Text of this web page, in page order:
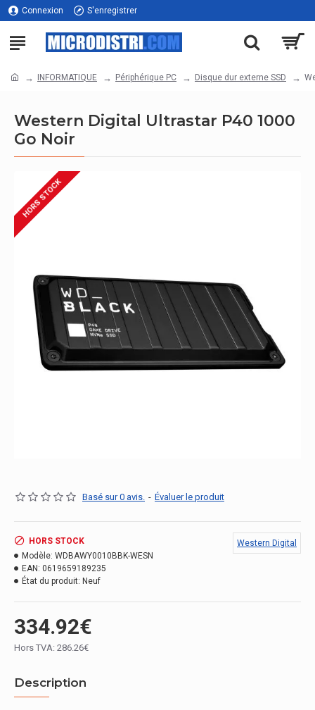
Connexion S'enregistrer
INFORMATIQUE Périphérique PC Disque dur externe SSD
Western Digital Ultrastar P40 1000
Go Noir
HORS STOCK
Basé sur 0 avis. - Évaluer le produit
334.92€
Hors TVA: 286.26€
HORS STOCK
Modèle: WDBAWY0010BBK-WESN
EAN: 0619659189235
État du produit: Neuf
Western Digital
Description